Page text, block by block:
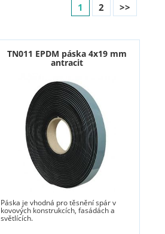
1 2 >>
TN011 EPDM páska 4x19 mm
antracit
Páska je vhodná pro těsnění spár v
kovových konstrukcích, fasádách a
světlících.